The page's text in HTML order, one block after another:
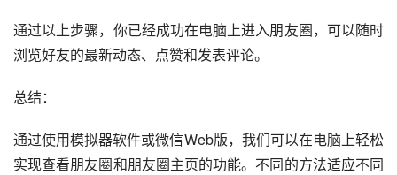
通过以上步骤，你已经成功在电脑上进入朋友圈，可以随时
浏览好友的最新动态、点赞和发表评论。
总结：
通过使用模拟器软件或微信Web版，我们可以在电脑上轻松
实现查看朋友圈和朋友圈主页的功能。不同的方法适应不同